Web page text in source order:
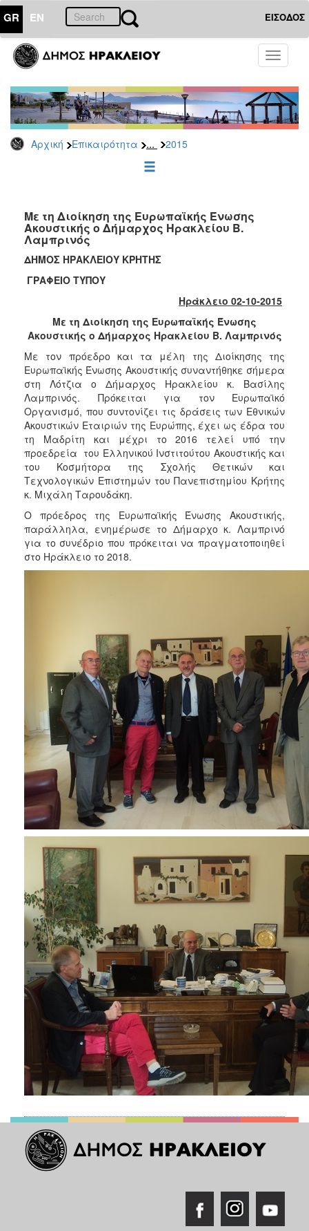
GR EN ΕΙΣΟΔΟΣ
Toggle
Αρχική Επικαιρότητα ... 2015
ΕΠΙΚΑΙΡΟΤΗΤΑ
Τύπου
Αρχείο
2026
2025
2022
2021
2020
2019
2017
2016
2015
2013
2012
2011
2010
2006
ΔΗΜΟΤΗΣ
ΕΠΙΣΚΕΠΤΗΣ
Με τη Διοίκηση της Ευρωπαϊκής Ένωσης
Ακουστικής ο Δήμαρχος Ηρακλείου Β.
Λαμπρινός
ΔΗΜΟΣ ΗΡΑΚΛΕΙΟΥ ΚΡΗΤΗΣ
ΓΡΑΦΕΙΟ ΤΥΠΟΥ
Ηράκλειο 02-10-2015
Με τη Διοίκηση της Ευρωπαϊκής Ένωσης
Ακουστικής ο Δήμαρχος Ηρακλείου Β. Λαμπρινός
Με τον πρόεδρο και τα μέλη της Διοίκησης της
Ευρωπαϊκής Ένωσης Ακουστικής συναντήθηκε σήμερα
στη Λότζια ο Δήμαρχος Ηρακλείου κ. Βασίλης
Λαμπρινός. Πρόκειται για τον Ευρωπαϊκό
Οργανισμό, που συντονίζει τις δράσεις των Εθνικών
Ακουστικών Εταιριών της Ευρώπης, έχει ως έδρα του
τη Μαδρίτη και μέχρι το 2016 τελεί υπό την
προεδρεία του Ελληνικού Ινστιτούτου Ακουστικής και
του Κοσμήτορα της Σχολής Θετικών και
Τεχνολογικών Επιστημών του Πανεπιστημίου Κρήτης
κ. Μιχάλη Ταρουδάκη.
Ο πρόεδρος της Ευρωπαϊκής Ένωσης Ακουστικής,
παράλληλα, ενημέρωσε το Δήμαρχο κ. Λαμπρινό
για το συνέδριο που πρόκειται να πραγματοποιηθεί
στο Ηράκλειο το 2018.